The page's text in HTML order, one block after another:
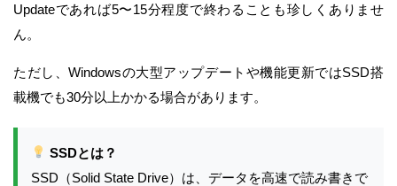
Updateであれば5〜15分程度で終わることも珍しくありませ
ん。
ただし、Windowsの大型アップデートや機能更新ではSSD搭
載機でも30分以上かかる場合があります。
SSDとは？
SSD（Solid State Drive）は、データを高速で読み書きで